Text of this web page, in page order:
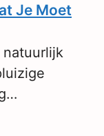
Je Moet